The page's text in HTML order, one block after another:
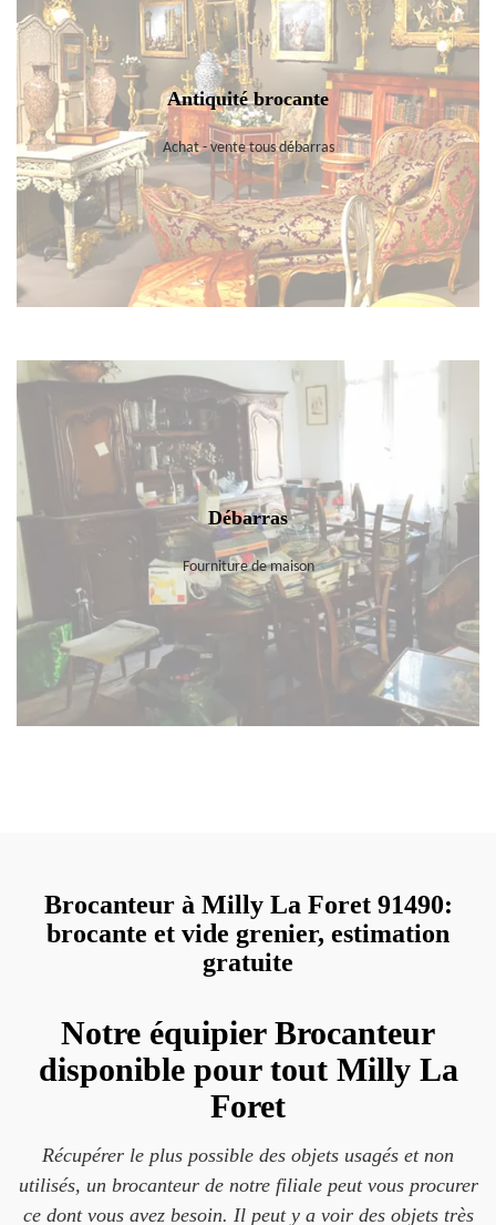
Antiquité brocante
Achat - vente tous débarras
Débarras
Fourniture de maison
Brocanteur à Milly La Foret 91490:
brocante et vide grenier, estimation
gratuite
Notre équipier Brocanteur
disponible pour tout Milly La
Foret
Récupérer le plus possible des objets usagés et non
utilisés, un brocanteur de notre filiale peut vous procurer
ce dont vous avez besoin. Il peut y a voir des objets très